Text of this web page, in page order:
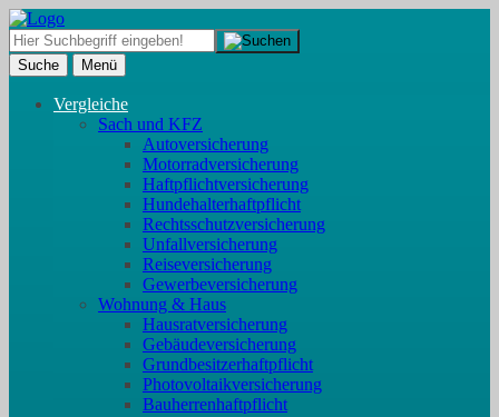
Suche Menü
Vergleiche
Sach und KFZ
Autoversicherung
Motorradversicherung
Haftpflichtversicherung
Hundehalterhaftpflicht
Rechtsschutzversicherung
Unfallversicherung
Reiseversicherung
Gewerbeversicherung
Wohnung & Haus
Hausratversicherung
Gebäudeversicherung
Grundbesitzerhaftpflicht
Photovoltaikversicherung
Bauherrenhaftpflicht